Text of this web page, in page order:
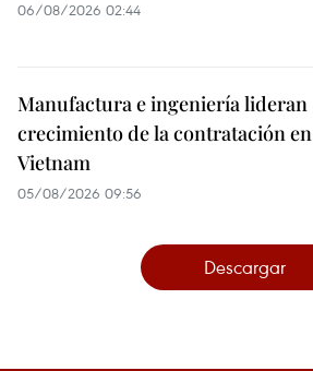
06/08/2026 02:44
Manufactura e ingeniería lideran
crecimiento de la contratación en
Vietnam
05/08/2026 09:56
Descargar